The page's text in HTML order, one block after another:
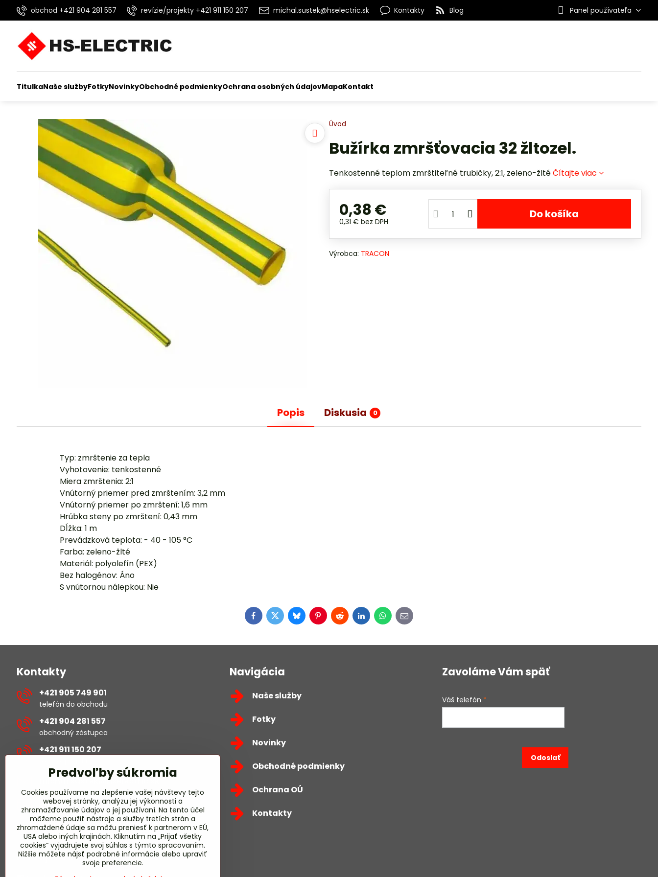
obchod +421 904 281 557 revízie/projekty +421 911 150 207 michal.sustek@hselectric.sk Kontakty Blog Panel používateľa
TitulkaNaše službyFotkyNovinkyObchodné podmienkyOchrana osobných údajovMapaKontakt
Úvod
Bužírka zmršťovacia 32 žltozel.
Tenkostenné teplom zmrštiteľné trubičky, 2:1, zeleno-žltéČítajte viac
0,38 €
0,31 € bez DPH
Do košíka
Výrobca: TRACON
Popis Diskusia 0
Typ: zmrštenie za tepla
Vyhotovenie: tenkostenné
Miera zmrštenia: 2:1
Vnútorný priemer pred zmrštením: 3,2 mm
Vnútorný priemer po zmrštení: 1,6 mm
Hrúbka steny po zmrštení: 0,43 mm
Dĺžka: 1 m
Prevádzková teplota: - 40 - 105 °C
Farba: zeleno-žlté
Materiál: polyolefín (PEX)
Bez halogénov: Áno
S vnútornou nálepkou: Nie
Facebook
TwitterBlueskyPinterest
RedditLinkedInWhatsApp
E-
mail
Kontakty
+421 905 749 901
telefón do obchodu
+421 904 281 557
obchodný zástupca
+421 911 150 207
michal​.sustek​@hselectric​.sk
obchod​@hselectric​.sk
miroslav​.harmady​@hselectric​.sk
revízie/projekty
Pridajte sa k nám
Navigácia
Naše služby
Fotky
Novinky
Obchodné podmienky
Ochrana OÚ
Kontakty
Zavoláme Vám späť
Váš telefón *
Odoslať
Predvoľby súkromia
Cookies používame na zlepšenie vašej návštevy tejto
webovej stránky, analýzu jej výkonnosti a
zhromažďovanie údajov o jej používaní. Na tento účel
môžeme použiť nástroje a služby tretích strán a
zhromaždené údaje sa môžu preniesť k partnerom v EÚ,
USA alebo iných krajinách. Kliknutím na „Prijať všetky
cookies“ vyjadrujete svoj súhlas s týmto spracovaním.
Nižšie môžete nájsť podrobné informácie alebo upraviť
svoje preferencie.